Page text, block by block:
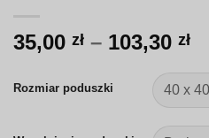
35,00 zł – 103,30 zł
Rozmiar poduszki